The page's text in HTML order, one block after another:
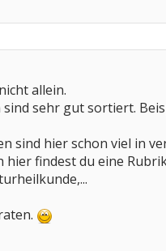
allein.
sehr gut sortiert.
sind hier schon viel in
findest du eine